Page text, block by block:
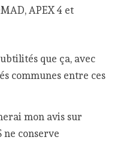
APEX 4 et
que ça, avec
communes entre ces
mon avis sur
ne conserve